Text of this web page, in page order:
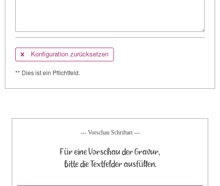
Konfiguration zurücksetzen
** Dies ist ein Pflichtfeld.
--- Vorschau Schriftart ---
Für eine Vorschau der Gravur,
bitte die Textfelder ausfüllen.